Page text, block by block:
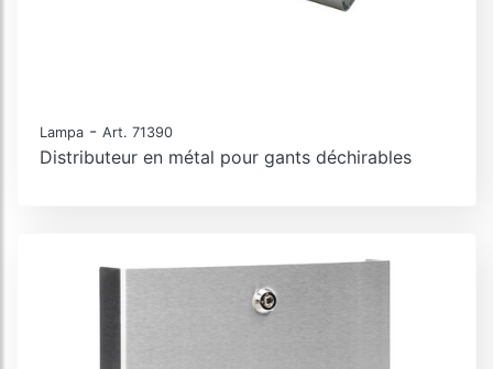
Lampa - Art. 71390
Distributeur en métal pour gants déchirables